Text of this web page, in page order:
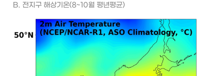
B. 전지구 해상기온(8~10월 평년평균)